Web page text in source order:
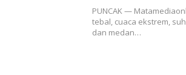
PUNCAK —
tebal, cuaca ekstrem,
dan medan…